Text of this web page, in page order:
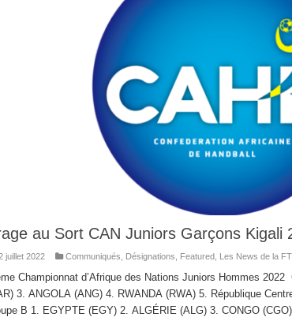
au Sort CAN Juniors Garçons Kigali
juillet 2022 Communiqués Désignations Featured Les News de la
Championnat d’Afrique des Nations Juniors Hommes
3. ANGOLA (ANG) 4. RWANDA (RWA) 5. République
B 1. EGYPTE (EGY) 2. ALGÉRIE (ALG) 3. CONGO